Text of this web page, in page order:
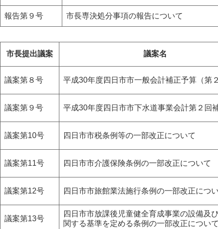
報告第９号 市長専決処分事項の報告について
市長提出議案 議案名
議案第８号 平成30年度四日市市一般会計補正予算（第
議案第９号 平成30年度四日市市下水道事業会計第２回
議案第10号 四日市市税条例等の一部改正について
議案第11号 四日市市介護保険条例の一部改正について
議案第12号 四日市市旅館業法施行条例の一部改正につ
議案第13号
四日市市放課後児童健全育成事業の設備及
関する基準を定める条例の一部改正につい